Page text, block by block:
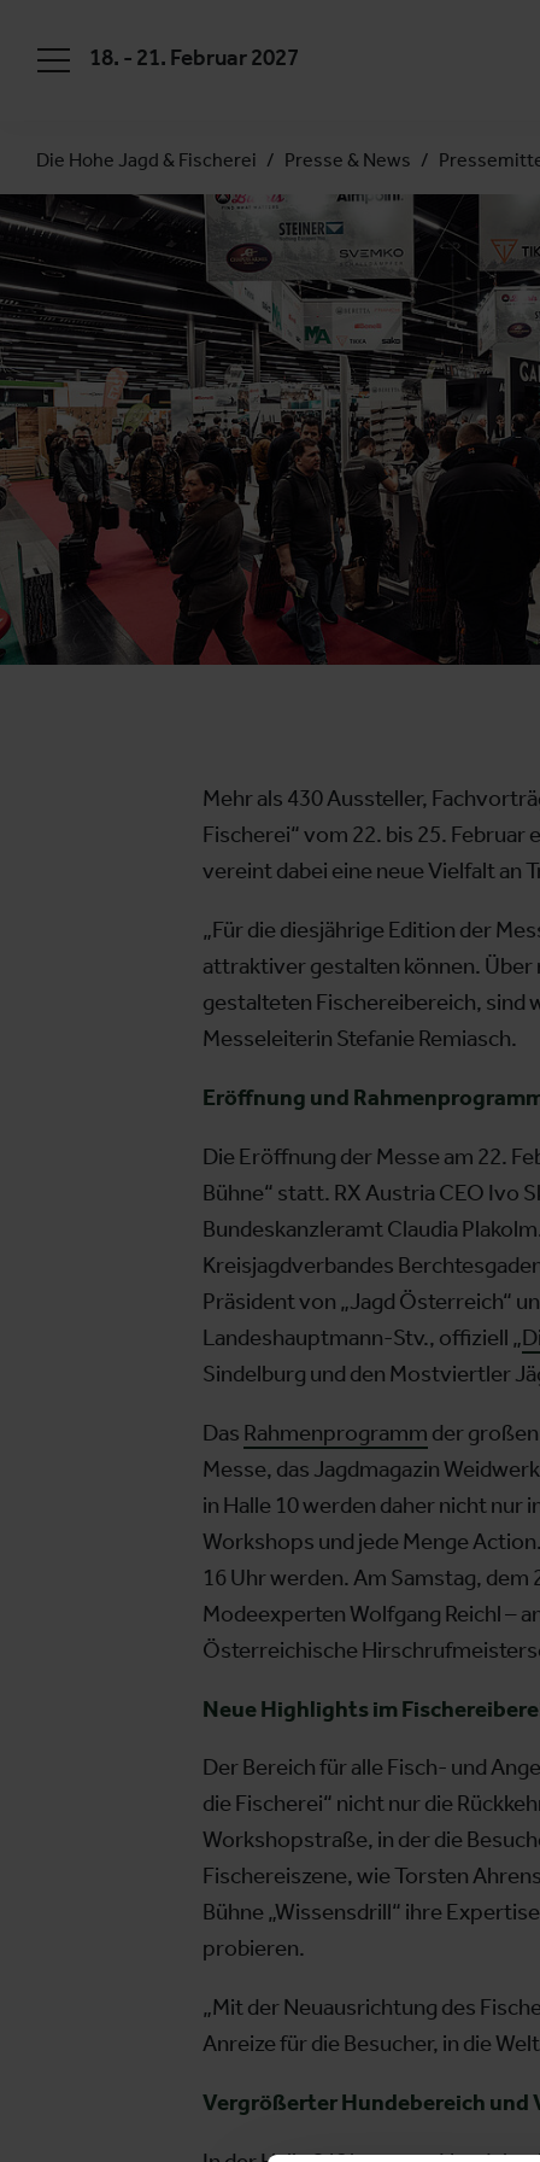
18. - 21. Februar 2027
Die Hohe Jagd & Fischerei Presse & News
Mehr als 430 Aussteller,
Fischerei“ vom 22. bis 25.
vereint dabei eine neue Vielfalt an
„Für die diesjährige Edition der
attraktiver gestalten können. Über
gestalteten Fischereibereich, sind
Messeleiterin Stefanie Remiasch.
Eröffnung und
Die Eröffnung der Messe am 22.
Bühne“ statt. RX Austria CEO Ivo
Bundeskanzleramt Claudia
Kreisjagdverbandes
Präsident von „Jagd Österreich“
Landeshauptmann-Stv., offiziell „
Sindelburg und den Mostviertler
Das Rahmenprogramm der
Messe, das Jagdmagazin
in Halle 10 werden daher nicht
Workshops und jede Menge
16 Uhr werden. Am Samstag,
Modeexperten Wolfgang Reichl –
Österreichische
Neue Highlights im
Der Bereich für alle Fisch- und
die Fischerei“ nicht nur die
Workshopstraße, in der die
Fischereiszene, wie Torsten
Bühne „Wissensdrill“ ihre
probieren.
„Mit der Neuausrichtung des
Anreize für die Besucher, in die
Vergrößerter Hundebereich und